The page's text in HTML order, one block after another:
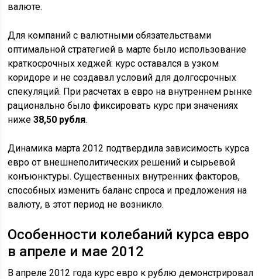
валюте.
Для компаний с валютными обязательствами
оптимальной стратегией в марте было использование
краткосрочных хеджей: курс оставался в узком
коридоре и не создавал условий для долгосрочных
спекуляций. При расчетах в евро на внутреннем рынке
рационально было фиксировать курс при значениях
ниже38,50 рубля.
Динамика марта 2012 подтвердила зависимость курса
евро от внешнеполитических решений и сырьевой
конъюнктуры. Существенных внутренних факторов,
способных изменить баланс спроса и предложения на
валюту, в этот период не возникло.
Особенности колебаний курса евро
в апреле и мае 2012
В апреле 2012 года курс евро к рублю демонстрировал